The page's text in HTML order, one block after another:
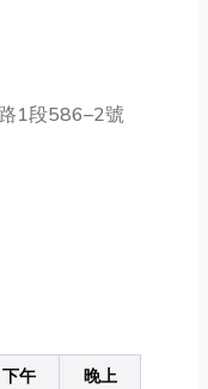
1段586–2號
下午
晚上